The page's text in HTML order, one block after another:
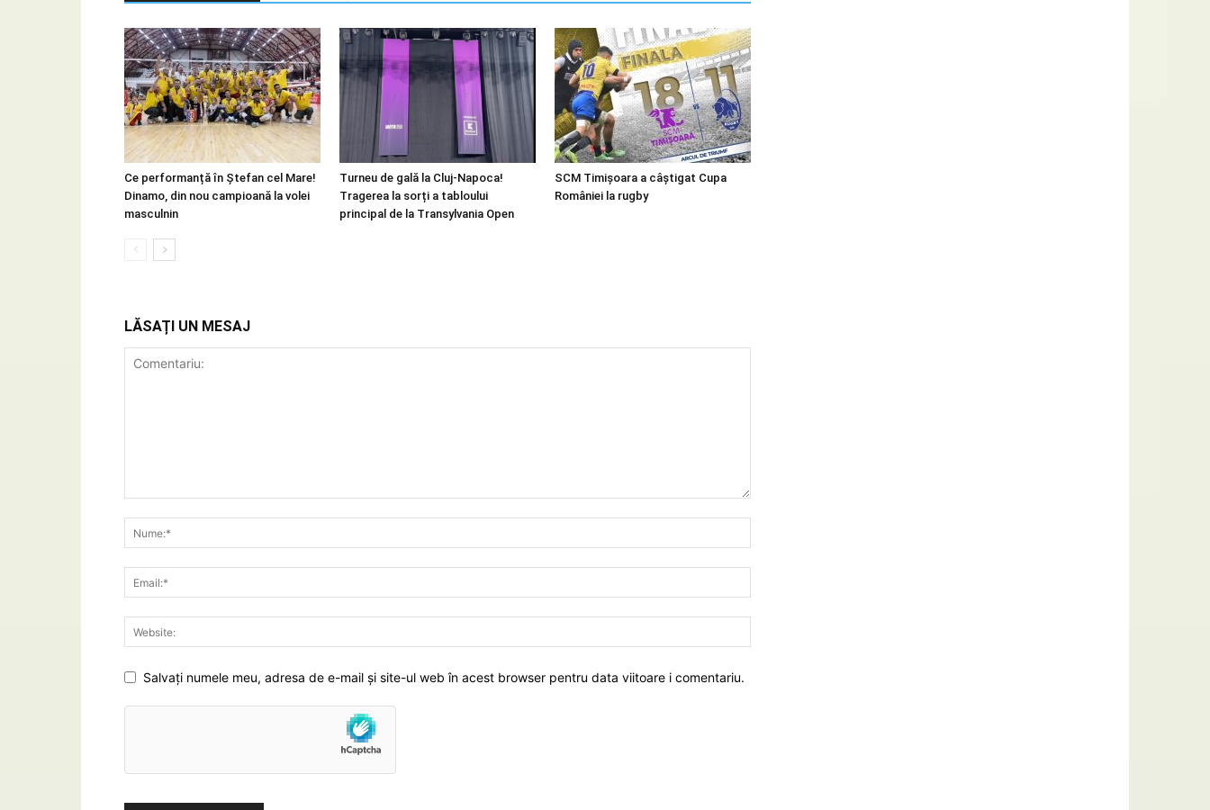
Ce performanță în Ștefan cel Mare!
Dinamo, din nou campioană la volei
masculnin
Turneu de gală la Cluj-Napoca!
Tragerea la sorți a tabloului
principal de la Transylvania Open
SCM Timișoara a câștigat Cupa
României la rugby
LĂSAȚI UN MESAJ
Salvați numele meu, adresa de e-mail și site-ul web în acest browser pentru data viitoare i comentariu.